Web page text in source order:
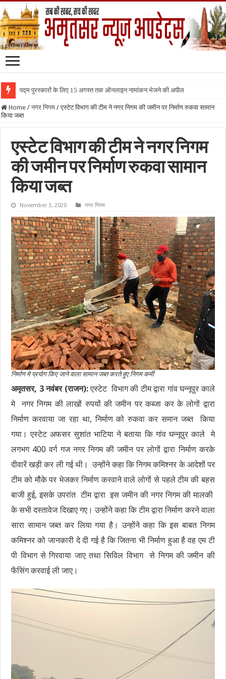
पद्म पुरस्कारों के लिए 15 अगस्त तक ऑनलाइन नामांकन भेजने की अपील
Home / नगर निगम / एस्टेट विभाग की टीम ने नगर निगम की जमीन पर निर्माण रुकवा सामान
किया जब्त
एस्टेट विभाग की टीम ने नगर निगम
की जमीन पर निर्माण रुकवा सामान
किया जब्त
November 3, 2020 नगर निगम
निर्माण मे प्रयोग किए जाने वाला सामान जब्त करते हुए निगम कर्मी
अमृतसर, 3 नवंबर (राजन):एस्टेट विभाग की टीम द्वारा गांव घन्नूपुर काले
मे नगर निगम की लाखों रुपयों की जमीन पर कब्जा कर के लोगों द्वारा
निर्माण करवाया जा रहा था, निर्माण को रुकवा कर समान जब्त किया
गया। एस्टेट अफसर सुशांत भाटिया ने बताया कि गांव घन्नूपुर काले मे
लगभग 400 वर्ग गज नगर निगम की जमीन पर लोगों द्वारा निर्माण करके
दीवारें खड़ी कर ली गई थी। उन्होंने कहा कि निगम कमिश्नर के आदेशों पर
टीम को मौके पर भेजकर निर्माण करवाने वाले लोगों से पहले टीम की बहस
बाजी हुई, इसके उपरांत टीम द्वारा इस जमीन की नगर निगम की मालकी
के सभी दस्तावेज दिखाए गए। उन्होंने कहा कि टीम द्वारा निर्माण करने वाला
सारा सामान जब्त कर लिया गया है। उन्होंने कहा कि इस बाबत निगम
कमिश्नर को जानकारी दे दी गई है कि जितना भी निर्माण हुआ है वह एम टी
पी विभाग से गिरवाया जाए तथा सिविल विभाग से निगम की जमीन की
फेंसिंग करवाई ली जाए।